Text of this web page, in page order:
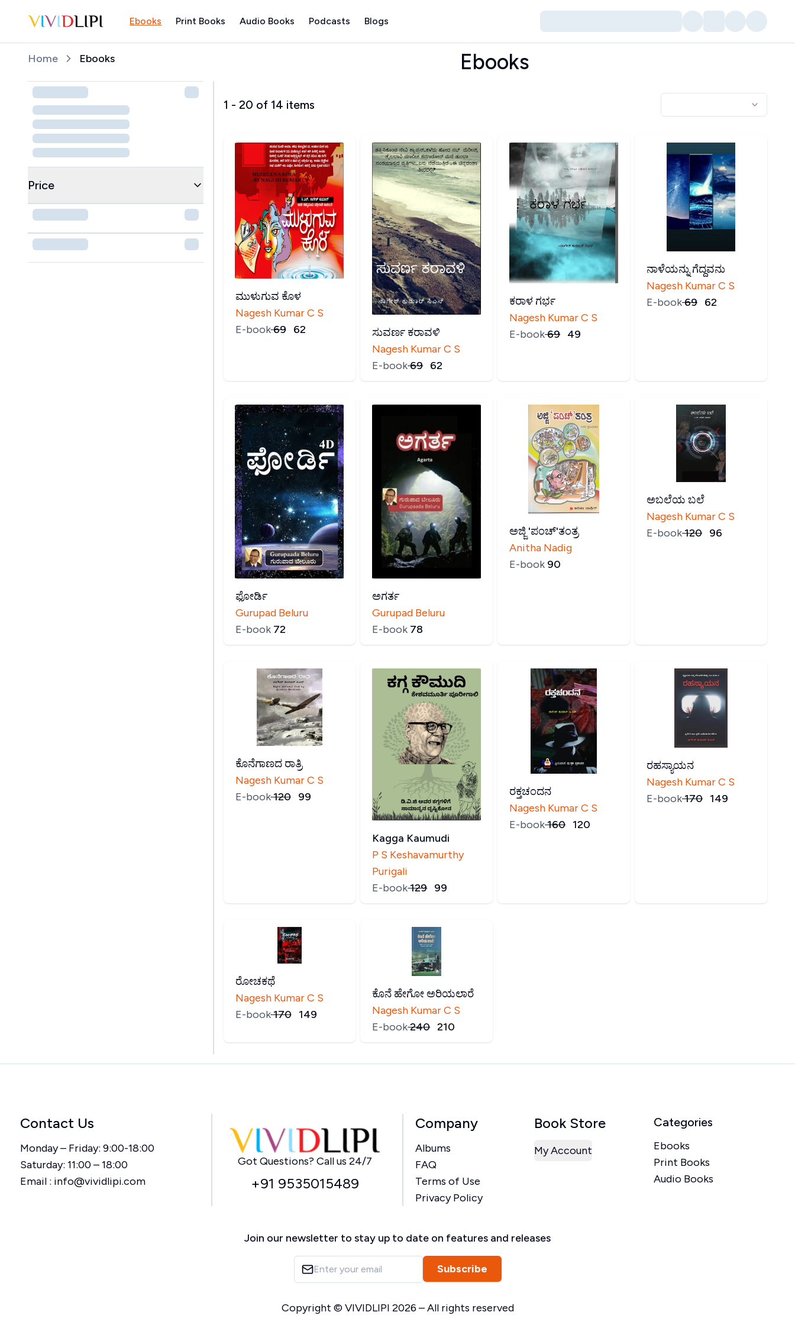
Home
Ebooks Print Books Audio Books Podcasts Blogs
Home Ebooks Ebooks
Price
1 - 20 of 14 items
ಮುಳುಗುವ ಕೊಳ
Nagesh Kumar C S
E-book₹69 62
ಸುವರ್ಣ ಕರಾವಳಿ
Nagesh Kumar C S
E-book₹69 62
ಕರಾಳ ಗರ್ಭ
Nagesh Kumar C S
E-book₹69 49
ನಾಳೆಯನ್ನು ಗೆದ್ದವನು
Nagesh Kumar C S
E-book₹69 62
ಫೋರ್ಡಿ
Gurupad Beluru
E-book₹ 72
ಅಗರ್ತ
Gurupad Beluru
E-book 78
ಅಜ್ಜಿ 'ಪಂಚ್'ತಂತ್ರ​
Anitha Nadig
E-book 90
ಅಬಲೆಯ ಬಲೆ
Nagesh Kumar C S
E-book₹120 96
ಕೊನೆಗಾಣದ ರಾತ್ರಿ
Nagesh Kumar C S
E-book₹120 99
Kagga Kaumudi
P S Keshavamurthy
Purigali
E-book₹129 99
ರಕ್ತಚಂದನ
Nagesh Kumar C S
E-book₹160 120
ರಹಸ್ಯಾಯನ
Nagesh Kumar C S
E-book₹170 149
ರೋಚಕಥೆ
Nagesh Kumar C S
E-book₹170 149
ಕೊನೆ ಹೇಗೋ ಅರಿಯಲಾರೆ
Nagesh Kumar C S
E-book₹240 ₹210
Contact Us
Monday – Friday: 9:00-18:00
Saturday: 11:00 – 18:00
Email : info@vividlipi.com
Home
Got Questions? Call us 24/7
+91 9535015489
Company
Albums
FAQ
Terms of Use
Privacy Policy
Book Store
My Account
Categories
Ebooks
Print Books
Audio Books
Join our newsletter to stay up to date on features and releases
Subscribe
Copyright © VIVIDLIPI 2026 – All rights reserved